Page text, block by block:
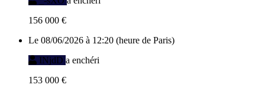
156 000 €
Le 08/06/2026 à 12:20 (heure de Paris)
INjdD a enchéri
153 000 €